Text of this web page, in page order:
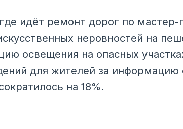
идёт ремонт дорог по
неровностей на
освещения на опасных
для жителей за
на 18%.